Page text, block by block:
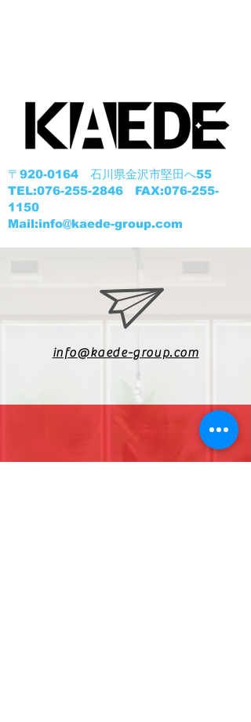
​〒920-0164 石川県金沢市堅田へ55
TEL:076-255-2846 FAX:076-255-
1150
​Mail:info@kaede-group.com
info@kaede-group.com